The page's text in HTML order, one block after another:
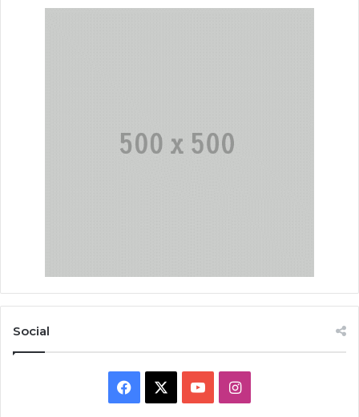
Social
Facebook YouTubeInstagram